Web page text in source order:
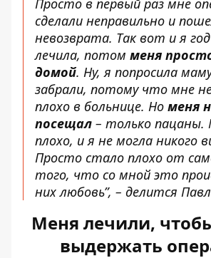
сделали неправильно и
невозврата. Так вот и я
лечила, потом меня
домой. Ну, я попросила
забрали, потому что мне
плохо в больнице. Но меня
посещал – только пацаны.
плохо, и я не могла никого
Просто стало плохо от
того, что со мной это
них любовь”, – делится
Меня лечили,
выдержать